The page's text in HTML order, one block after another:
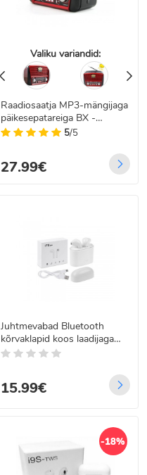
Valiku variandid:
Raadiosaatja MP3-mängijaga
päikesepatareiga BX -
BT455S
5/5
27.99€
Juhtmevabad Bluetooth
kõrvaklapid koos laadijaga
TWS i7S
15.99€
-18%